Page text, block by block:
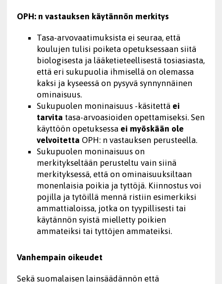
OPH: n vastauksen käytännön merkitys
Tasa-arvovaatimuksista ei seuraa, että
koulujen tulisi poiketa opetuksessaan siitä
biologisesta ja lääketieteellisestä tosiasiasta,
että eri sukupuolia ihmisellä on olemassa
kaksi ja kyseessä on pysyvä synnynnäinen
ominaisuus.
Sukupuolen moninaisuus -käsitettä ei
tarvita tasa-arvoasioiden opettamiseksi. Sen
käyttöön opetuksessa ei myöskään ole
velvoitetta OPH: n vastauksen perusteella.
Sukupuolen moninaisuus on
merkitykseltään perusteltu vain siinä
merkityksessä, että on ominaisuuksiltaan
monenlaisia poikia ja tyttöjä. Kiinnostus voi
pojilla ja tytöillä mennä ristiin esimerkiksi
ammattialoissa, jotka on tyypillisesti tai
käytännön syistä mielletty poikien
ammateiksi tai tyttöjen ammateiksi.
Vanhempain oikeudet
Sekä suomalaisen lainsäädännön että